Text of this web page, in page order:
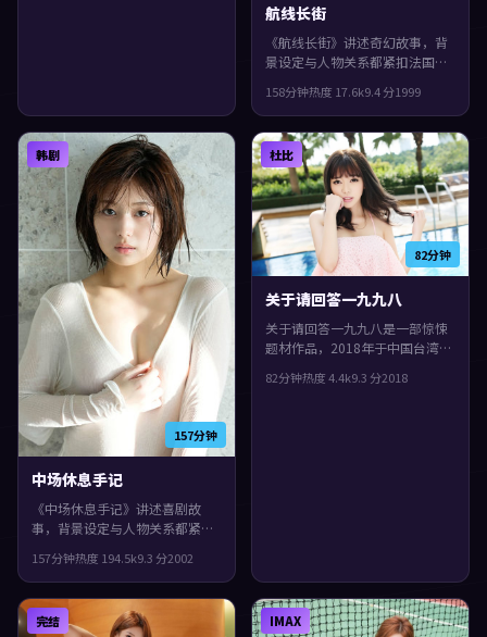
航线长街
《航线长街》讲述奇幻故事，背
景设定与人物关系都紧扣法国当
凯歌执导，河正宇、古天乐、易
烊千玺领衔。群像戏份饱满，配
角也有完整弧光，观感紧凑，值
得推荐。
158分钟热度 17.6k9.4分1999
157分钟
韩剧
中场休息手记
《中场休息手记》讲述喜剧故
事，背景设定与人物关系都紧扣
映，三池崇史执导，沈腾、古天
乐、刘亦菲领衔。配乐与声场强
化了不安与孤独感，观感紧凑，
值得推荐。
157分钟热度 194.5k9.3 分2002
82分钟
杜比
关于请回答一九九八
关于请回答一九九八是一部惊悚
题材作品，2018年于中国台湾上
琼、秦昊等主演。影片在类型框
82分钟热度4.4k9.3 分2018
完结 IMAX